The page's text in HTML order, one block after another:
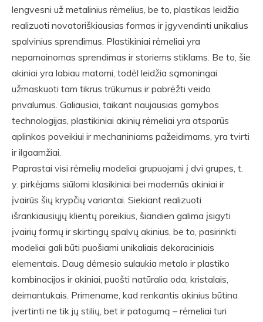
lengvesni už metalinius rėmelius, be to, plastikas leidžia
realizuoti novatoriškiausias formas ir įgyvendinti unikalius
spalvinius sprendimus. Plastikiniai rėmeliai yra
nepamainomas sprendimas ir storiems stiklams. Be to, šie
akiniai yra labiau matomi, todėl leidžia sąmoningai
užmaskuoti tam tikrus trūkumus ir pabrėžti veido
privalumus. Galiausiai, taikant naujausias gamybos
technologijas, plastikiniai akinių rėmeliai yra atsparūs
aplinkos poveikiui ir mechaniniams pažeidimams, yra tvirti
ir ilgaamžiai.
Paprastai visi rėmelių modeliai grupuojami į dvi grupes, t.
y. pirkėjams siūlomi klasikiniai bei modernūs akiniai ir
įvairūs šių krypčių variantai. Siekiant realizuoti
išrankiausiųjų klientų poreikius, šiandien galima įsigyti
įvairių formų ir skirtingų spalvų akinius, be to, pasirinkti
modeliai gali būti puošiami unikaliais dekoraciniais
elementais. Daug dėmesio sulaukia metalo ir plastiko
kombinacijos ir akiniai, puošti natūralia oda, kristalais,
deimantukais. Primename, kad renkantis akinius būtina
įvertinti ne tik jų stilių, bet ir patogumą – rėmeliai turi